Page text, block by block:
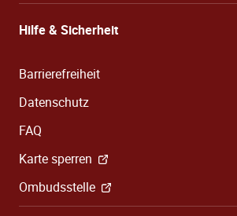
Hilfe & Sicherheit
Barrierefreiheit
Datenschutz
FAQ
Karte sperren
Ombudsstelle